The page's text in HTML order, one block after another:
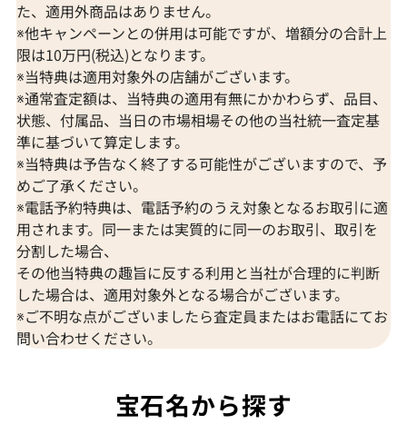
た、適用外商品はありません。
※他キャンペーンとの併用は可能ですが、増額分の合計上
限は10万円(税込)となります。
※当特典は適用対象外の店舗がございます。
※通常査定額は、当特典の適用有無にかかわらず、品目、
状態、付属品、当日の市場相場その他の当社統一査定基
準に基づいて算定します。
※当特典は予告なく終了する可能性がございますので、予
めご了承ください。
※電話予約特典は、電話予約のうえ対象となるお取引に適
用されます。同一または実質的に同一のお取引、取引を
分割した場合、
その他当特典の趣旨に反する利用と当社が合理的に判断
した場合は、適用対象外となる場合がございます。
※ご不明な点がございましたら査定員またはお電話にてお
問い合わせください。
宝石名から探す